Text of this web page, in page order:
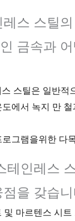
스 스틸
금속과
스틸은 일반적
에서 녹지 만
그램을위한 다
테인레스
을 갖습
및 마르텐스 시